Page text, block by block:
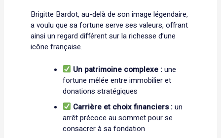
Brigitte Bardot, au-delà de son image légendaire,
a voulu que sa fortune serve ses valeurs, offrant
ainsi un regard différent sur la richesse d’une
icône française.
Un patrimoine complexe :une
fortune mêlée entre immobilier et
donations stratégiques
Carrière et choix financiers :un
arrêt précoce au sommet pour se
consacrer à sa fondation